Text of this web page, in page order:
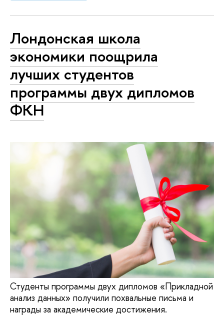
Лондонская школа
экономики поощрила
лучших студентов
программы двух дипломов
ФКН
Студенты программы двух дипломов «Прикладной
анализ данных» получили похвальные письма и
награды за академические достижения.